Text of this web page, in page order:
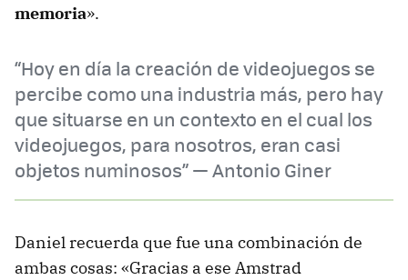
memoria».
“Hoy en día la creación de videojuegos se
percibe como una industria más, pero hay
que situarse en un contexto en el cual los
videojuegos, para nosotros, eran casi
objetos numinosos” — Antonio Giner
Daniel recuerda que fue una combinación de
ambas cosas: «Gracias a ese Amstrad